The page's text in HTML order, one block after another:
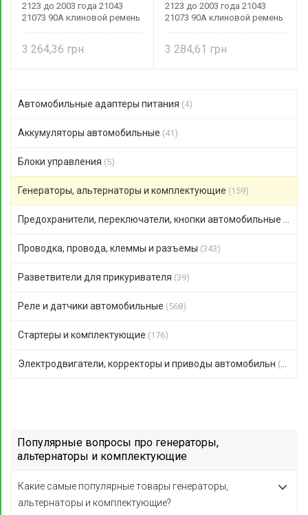
2123 до 2003 года 21043
21073 90А клиновой ремень
3 264,36
2123 до 2003 года 21043
21073 90А клиновой ремень
3 284,61
Автомобильные адаптеры питания (4)
Аккумуляторы автомобильные (41)
Блоки управления (5)
Генераторы, альтернаторы и комплектующие (159)
(306)
Проводка, провода, клеммы и разъемы (343)
Разветвители для прикуривателя (39)
Реле и датчики автомобильные (568)
Стартеры и комплектующие (176)
Электродвигатели, корректоры и приводы автомобильн (123)
Популярные вопросы про генераторы,
альтернаторы и комплектующие
Какие самые популярные товары генераторы,
альтернаторы и комплектующие?